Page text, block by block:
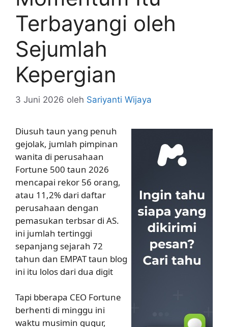
Terbayangi oleh
Sejumlah
Kepergian
3 Juni 2026 oleh Sariyanti Wijaya
Diusuh taun yang penuh
gejolak, jumlah pimpinan
wanita di perusahaan
Fortune 500 taun 2026
mencapai rekor 56 orang,
atau 11,2% dari daftar
perusahaan dengan
pemasukan terbsar di AS.
ini jumlah tertinggi
sepanjang sejarah 72
tahun dan EMPAT taun blog
ini itu lolos dari dua digit
Tapi bberapa CEO Fortune
berhenti di minggu ini
waktu musimin gugur,